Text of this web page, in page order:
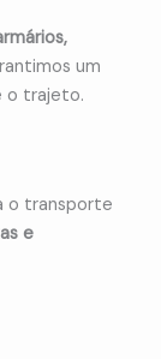
um
o trajeto.
o transporte
e